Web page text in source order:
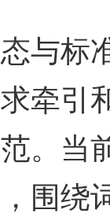
标
牵引
。当
围绕